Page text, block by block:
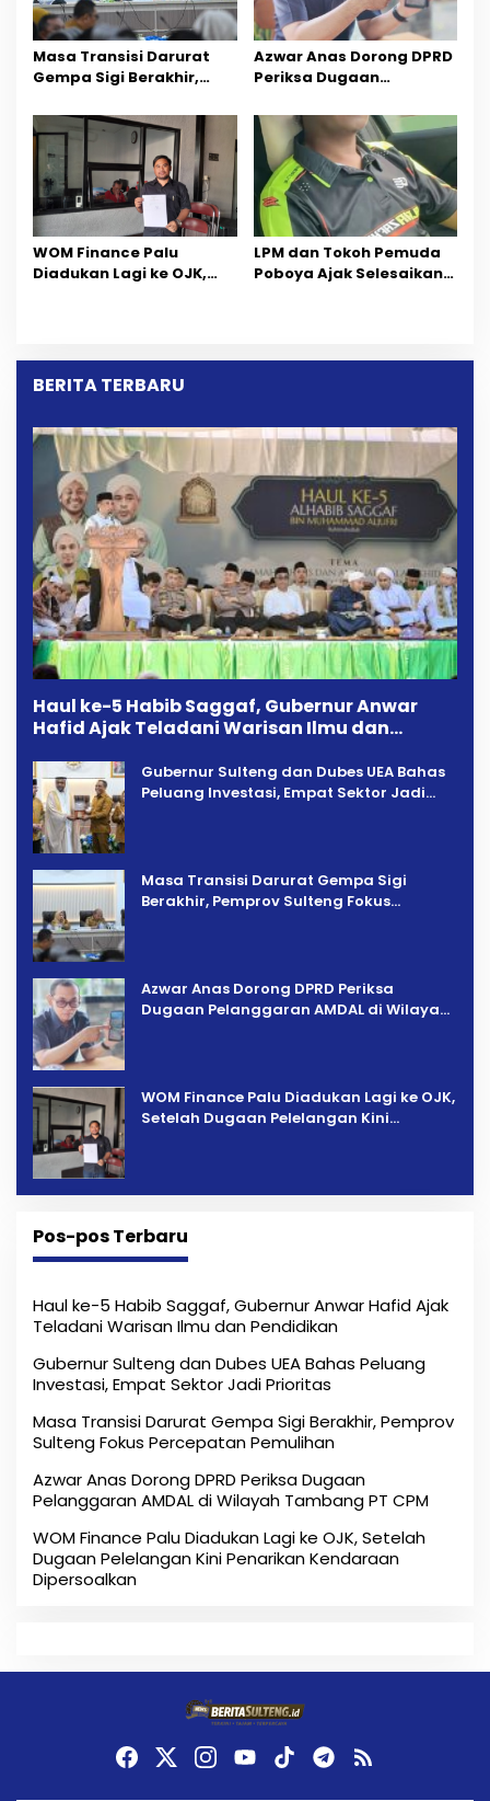
Masa Transisi Darurat
Gempa Sigi Berakhir,
Percepatan Pemulihan
Azwar Anas Dorong DPRD
Periksa Dugaan
Wilayah Tambang PT
CPM
‎WOM Finance Palu
Diadukan Lagi ke OJK,
Dipersoalkan ‎
LPM dan Tokoh Pemuda
Poboya Ajak Selesaikan
BERITA TERBARU
Haul ke-5 Habib Saggaf, Gubernur Anwar
Hafid Ajak Teladani Warisan Ilmu dan
Gubernur Sulteng dan Dubes UEA Bahas
Peluang Investasi, Empat Sektor Jadi
Masa Transisi Darurat Gempa Sigi
Berakhir, Pemprov Sulteng Fokus
Azwar Anas Dorong DPRD Periksa
Dugaan Pelanggaran AMDAL di Wilayah
‎WOM Finance Palu Diadukan Lagi ke OJK,
Setelah Dugaan Pelelangan Kini
Pos-pos Terbaru
Haul ke-5 Habib Saggaf, Gubernur Anwar Hafid Ajak
Teladani Warisan Ilmu dan Pendidikan
Gubernur Sulteng dan Dubes UEA Bahas Peluang
Investasi, Empat Sektor Jadi Prioritas
Masa Transisi Darurat Gempa Sigi Berakhir, Pemprov
Sulteng Fokus Percepatan Pemulihan
Azwar Anas Dorong DPRD Periksa Dugaan
Pelanggaran AMDAL di Wilayah Tambang PT CPM
‎WOM Finance Palu Diadukan Lagi ke OJK, Setelah
Dugaan Pelelangan Kini Penarikan Kendaraan
Dipersoalkan ‎